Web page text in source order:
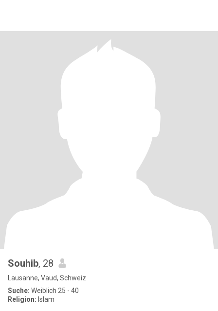
Souhib, 28
Lausanne, Vaud, Schweiz
Suche: Weiblich 25 - 40
Religion: Islam